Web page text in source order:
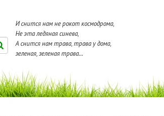
И снится нам не рокот космодрома,
Не эта ледяная синева,
А снится нам трава, трава у дома,
зеленая, зеленая трава...